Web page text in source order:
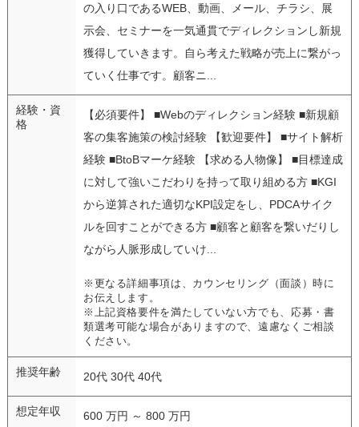
の入り口であるWEB、動画、メール、チラシ、展
示会、セミナーを一気通貫でディレクションし新規
獲得していきます。自ら考えた戦略が売上に繋がっ
ていく仕事です。顧客ニ...
経験・資
格
【必須要件】 ■Webのディレクション経験 ■新規顧
客の集客施策の検討経験 【歓迎要件】 ■サイト解析
経験 ■BtoBマーケ経験 【求める人物像】 ■目標達成
に対して強いこだわりを持って取り組める方 ■KGI
から逆算された適切なKPI設定をし、PDCAサイク
ルを回すことができる方 ■顧客と顧客を繋いだりし
ながら人脈形成していけ...
※更なる詳細事項は、カウンセリング（面談）時に
お伝えします。
※上記資格要件を満たしていない方でも、応募・書
類選考可能な場合がありますので、遠慮なくご相談
ください。
推奨年齢 20代 30代 40代
想定年収 600 万円 ～ 800 万円